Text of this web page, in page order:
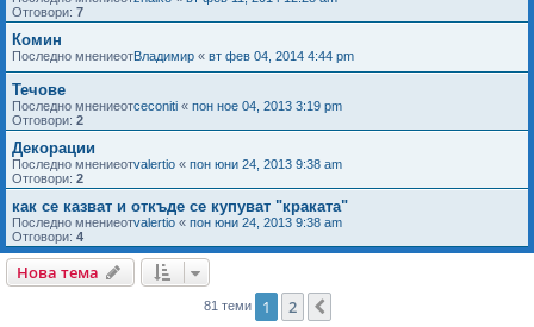
Отговори: 7
Комин
Последно мнениеотВладимир « вт фев 04, 2014 4:44 pm
Течове
Последно мнениеотceconiti « пон ное 04, 2013 3:19 pm
Отговори: 2
Декорации
Последно мнениеотvalertio « пон юни 24, 2013 9:38 am
Отговори: 2
как се казват и откъде се купуват "краката"
Последно мнениеотvalertio « пон юни 24, 2013 9:38 am
Отговори: 4
Нова тема
81 теми 1 2